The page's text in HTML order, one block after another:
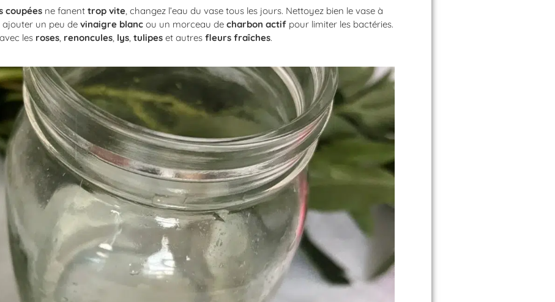
coupéesne fanent trop vite, changez l’eau du vase tous les jours. Nettoyez bien le vase à
ajouter un peu de vinaigre blancou un morceau de charbon actifpour limiter les bactéries.
les roses, renoncules, lys, tulipeset autres fleurs fraîches.